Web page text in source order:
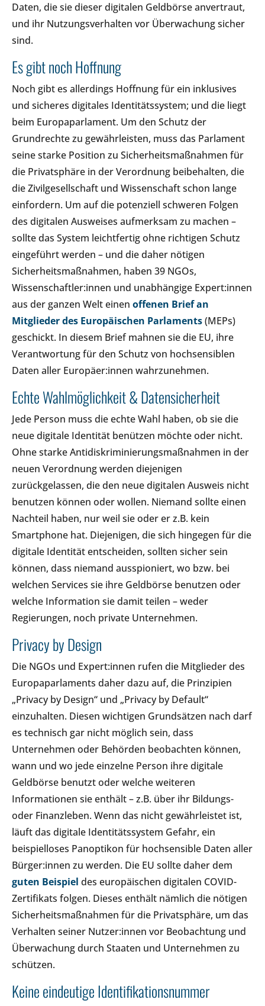
Daten, die sie dieser digitalen Geldbörse anvertraut,
und ihr Nutzungsverhalten vor Überwachung sicher
sind.
Es gibt noch Hoffnung
Noch gibt es allerdings Hoffnung für ein inklusives
und sicheres digitales Identitätssystem; und die liegt
beim Europaparlament. Um den Schutz der
Grundrechte zu gewährleisten, muss das Parlament
seine starke Position zu Sicherheitsmaßnahmen für
die Privatsphäre in der Verordnung beibehalten, die
die Zivilgesellschaft und Wissenschaft schon lange
einfordern. Um auf die potenziell schweren Folgen
des digitalen Ausweises aufmerksam zu machen –
sollte das System leichtfertig ohne richtigen Schutz
eingeführt werden – und die daher nötigen
Sicherheitsmaßnahmen, haben 39 NGOs,
Wissenschaftler:innen und unabhängige Expert:innen
aus der ganzen Welt einen offenen Brief an
Mitglieder des Europäischen Parlaments(MEPs)
geschickt. In diesem Brief mahnen sie die EU, ihre
Verantwortung für den Schutz von hochsensiblen
Daten aller Europäer:innen wahrzunehmen.
Echte Wahlmöglichkeit & Datensicherheit
Jede Person muss die echte Wahl haben, ob sie die
neue digitale Identität benützen möchte oder nicht.
Ohne starke Antidiskriminierungsmaßnahmen in der
neuen Verordnung werden diejenigen
zurückgelassen, die den neue digitalen Ausweis nicht
benutzen können oder wollen. Niemand sollte einen
Nachteil haben, nur weil sie oder er z.B. kein
Smartphone hat. Diejenigen, die sich hingegen für die
digitale Identität entscheiden, sollten sicher sein
können, dass niemand ausspioniert, wo bzw. bei
welchen Services sie ihre Geldbörse benutzen oder
welche Information sie damit teilen – weder
Regierungen, noch private Unternehmen.
Privacy by Design
Die NGOs und Expert:innen rufen die Mitglieder des
Europaparlaments daher dazu auf, die Prinzipien
„Privacy by Design“ und „Privacy by Default“
einzuhalten. Diesen wichtigen Grundsätzen nach darf
es technisch gar nicht möglich sein, dass
Unternehmen oder Behörden beobachten können,
wann und wo jede einzelne Person ihre digitale
Geldbörse benutzt oder welche weiteren
Informationen sie enthält – z.B. über ihr Bildungs-
oder Finanzleben. Wenn das nicht gewährleistet ist,
läuft das digitale Identitätssystem Gefahr, ein
beispielloses Panoptikon für hochsensible Daten aller
Bürger:innen zu werden. Die EU sollte daher dem
guten Beispiel des europäischen digitalen COVID-
Zertifikats folgen. Dieses enthält nämlich die nötigen
Sicherheitsmaßnahmen für die Privatsphäre, um das
Verhalten seiner Nutzer:innen vor Beobachtung und
Überwachung durch Staaten und Unternehmen zu
schützen.
Keine eindeutige Identifikationsnummer